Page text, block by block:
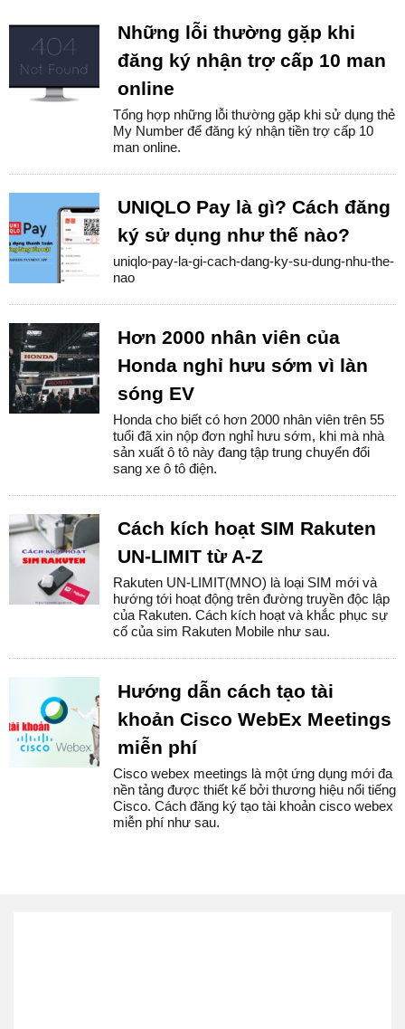
Những lỗi thường gặp khi
đăng ký nhận trợ cấp 10 man
online
Tổng hợp những lỗi thường gặp khi sử dụng thẻ
My Number để đăng ký nhận tiền trợ cấp 10
man online.
UNIQLO Pay là gì? Cách đăng
ký sử dụng như thế nào?
uniqlo-pay-la-gi-cach-dang-ky-su-dung-nhu-the-
nao
Hơn 2000 nhân viên của
Honda nghỉ hưu sớm vì làn
sóng EV
Honda cho biết có hơn 2000 nhân viên trên 55
tuổi đã xin nộp đơn nghỉ hưu sớm, khi mà nhà
sản xuất ô tô này đang tập trung chuyển đổi
sang xe ô tô điện.
Cách kích hoạt SIM Rakuten
UN-LIMIT từ A-Z
Rakuten UN-LIMIT(MNO) là loại SIM mới và
hướng tới hoạt động trên đường truyền độc lập
của Rakuten. Cách kích hoạt và khắc phục sự
cố của sim Rakuten Mobile như sau.
Hướng dẫn cách tạo tài
khoản Cisco WebEx Meetings
miễn phí
Cisco webex meetings là một ứng dụng mới đa
nền tảng được thiết kế bởi thương hiệu nổi tiếng
Cisco. Cách đăng ký tạo tài khoản cisco webex
miễn phí như sau.